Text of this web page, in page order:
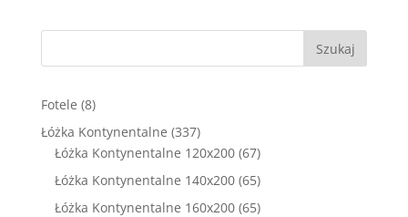
Szukaj
Fotele 88
produktów
Łóżka Kontynentalne 337337
produktów
Łóżka Kontynentalne 120x200 6767
produktów
Łóżka Kontynentalne 140x200 6565
produktów
Łóżka Kontynentalne 160x200 6565